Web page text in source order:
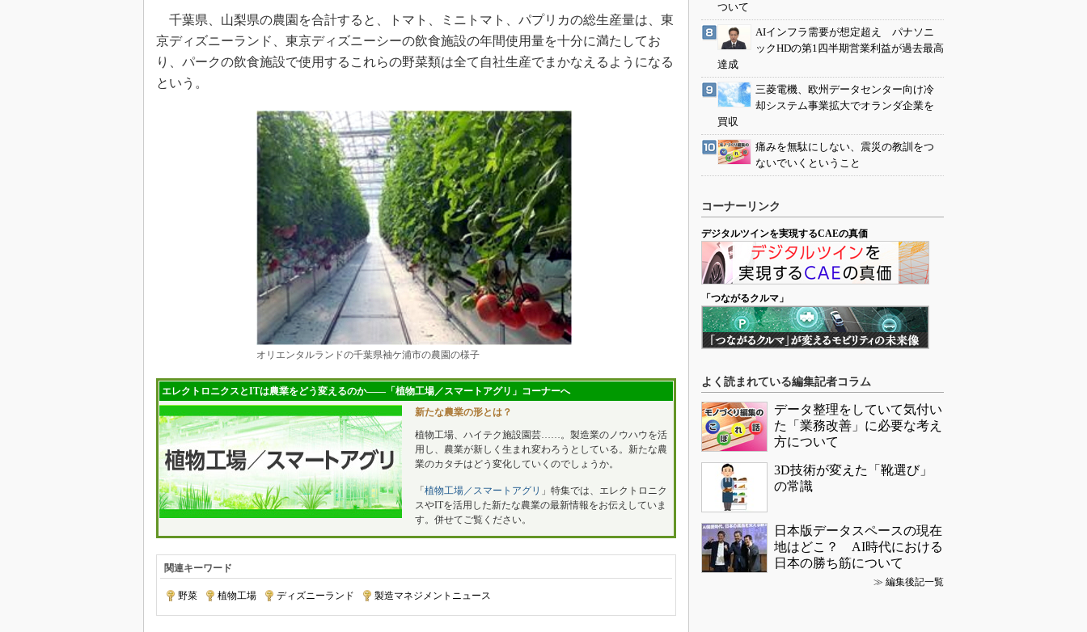
グローバル設計・開発
制御セキュリティ
新型コロナへの対応
千葉県、山梨県の農園を合計すると、トマト、ミニトマト、パプリカの総生産量は、東
京ディズニーランド、東京ディズニーシーの飲食施設の年間使用量を十分に満たしてお
り、パークの飲食施設で使用するこれらの野菜類は全て自社生産でまかなえるようになる
という。
オリエンタルランドの千葉県袖ケ浦市の農園の様子
エレクトロニクスとITは農業をどう変えるのか――「植物工場／スマートアグリ」コーナーへ
新たな農業の形とは？
植物工場、ハイテク施設園芸……。製造業のノウハウを活
用し、農業が新しく生まれ変わろうとしている。新たな農
業のカタチはどう変化していくのでしょうか。
「 植物工場／スマートアグリ 」特集では、エレクトロニク
スやITを活用した新たな農業の最新情報をお伝えしていま
す。併せてご覧ください。
関連キーワード
野菜 植物工場 ディズニーランド 製造マネジメントニュース
ついて
AIインフラ需要が想定超え パナソニ
ックHDの第1四半期営業利益が過去最高
達成
三菱電機、欧州データセンター向け冷
却システム事業拡大でオランダ企業を
買収
痛みを無駄にしない、震災の教訓をつ
ないでいくということ
コーナーリンク
デジタルツインを実現するCAEの真価
「つながるクルマ」
よく読まれている編集記者コラム
データ整理をしていて気付い
た「業務改善」に必要な考え
方について
3D技術が変えた「靴選び」
の常識
日本版データスペースの現在
地はどこ？ AI時代における
日本の勝ち筋について
≫ 編集後記一覧